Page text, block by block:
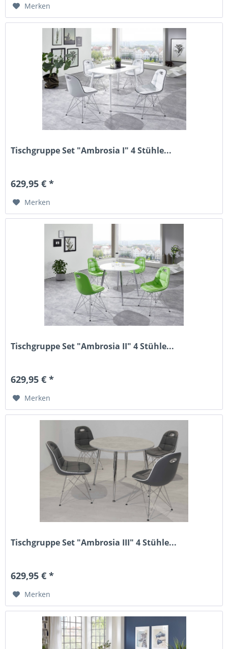
Merken
Tischgruppe Set "Ambrosia I" 4 Stühle...
629,95 € *
Merken
Tischgruppe Set "Ambrosia II" 4 Stühle...
629,95 € *
Merken
Tischgruppe Set "Ambrosia III" 4 Stühle...
629,95 € *
Merken